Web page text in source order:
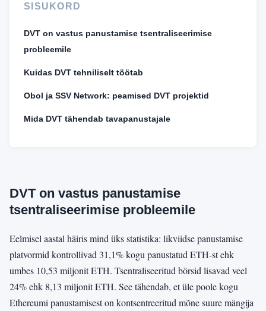
SISUKORD
DVT on vastus panustamise tsentraliseerimise
probleemile
Kuidas DVT tehniliselt töötab
Obol ja SSV Network: peamised DVT projektid
Mida DVT tähendab tavapanustajale
DVT on vastus panustamise
tsentraliseerimise probleemile
Eelmisel aastal häiris mind üks statistika: likviidse panustamise
platvormid kontrollivad 31,1% kogu panustatud ETH-st ehk
umbes 10,53 miljonit ETH. Tsentraliseeritud börsid lisavad veel
24% ehk 8,13 miljonit ETH. See tähendab, et üle poole kogu
Ethereumi panustamisest on kontsentreeritud mõne suure mängija